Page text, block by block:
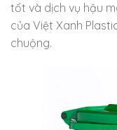
tốt và dịch vụ hậu
của Việt Xanh
chuộng.